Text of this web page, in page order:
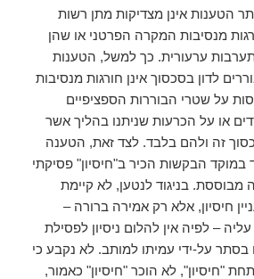
הטענות אינן מצדיקות מתן רשות
מנסיבות המקרה הפרטני או שהן
ערעורית. כך למשל, הטענות
לדון בסכסוך אינן חורגות מנסיבות
על שטרי הבוררות הספציפיים
או על הכרעות שניתנו בהליך אשר
זה ולהם בלבד. לצד זאת, הטענה
במוקד הבקשות הכיר ב"חיסיון" פסיקתי
מבוססת. בניגוד לנטען, לא קיימת
חיסיון, אלא רק אמירה ברורה –
– לפיה אין להלום ניסיון לפסילת
בסתר על-ידי עמיתו למותב. לא נקבע כי
"חיסיון", לא הוכר "חיסיון" כאמור,